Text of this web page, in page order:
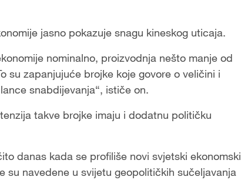
jasno pokazuje snagu kineskog uticaja.
nominalno, proizvodnja nešto manje od
su zapanjujuće brojke koje govore o veličini i
snabdijevanja“, ističe on.
takve brojke imaju i dodatnu političku
danas kada se profiliše novi svjetski ekonomski
su navedene u svijetu geopolitičkih sučeljavanja